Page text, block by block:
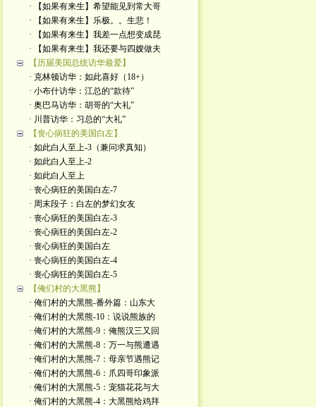
· 【如果有来生】希望能见到常大哥
· 【如果有来生】乐极。。生悲！
· 【如果有来生】我差一点想变成琵
· 【如果有来生】我还要与四嫂做夫
【历届美国总统访华最爱】
· 克林顿访华：如此喜好（18+）
· 小布什访华：江总的“款待”
· 奥巴马访华：胡哥的“大礼”
· 川普访华：习总的“大礼”
【丧心病狂的美国白左】
· 如此白人至上-3（兼问求真知）
· 如此白人至上-2
· 如此白人至上
· 丧心病狂的美国白左-7
· 周末段子：白左的梦幻女友
· 丧心病狂的美国白左-3
· 丧心病狂的美国白左-2
· 丧心病狂的美国白左
· 丧心病狂的美国白左-4
· 丧心病狂的美国白左-5
【俺们村的大黑熊】
· 俺们村的大黑熊-番外篇：山东大
· 俺们村的大黑熊-10：说说熊族的
· 俺们村的大黑熊-9：俺熊汉三又回
· 俺们村的大黑熊-8：万一与熊遭遇
· 俺们村的大黑熊-7：母亲节遇熊记
· 俺们村的大黑熊-6：爪四哥印象派
· 俺们村的大黑熊-5：宠猫花花与大
· 俺们村的大黑熊-4：大黑熊给鸡拜